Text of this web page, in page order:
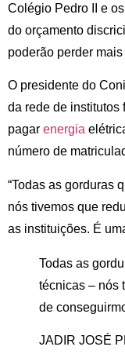
Colégio Pedro II e
do orçamento
poderão perder
O presidente do
da rede de institutos
pagar energia
número de
“Todas as gorduras
nós tivemos que
as instituições. É
Todas as
técnicas – nós
de
JADIR JOSÉ